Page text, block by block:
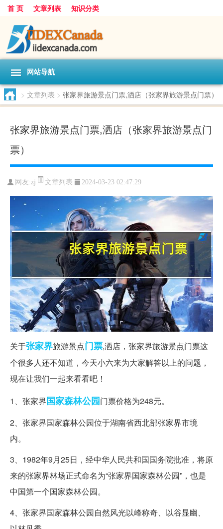
首 页 文章列表 知识分类
网站导航
> 文章列表 > 张家界旅游景点门票,洒店（张家界旅游景点门票）
张家界旅游景点门票,洒店（张家界旅游景点门
票）
网友:zj 文章列表 2024-03-23 02:47:29
关于张家界旅游景点门票,洒店，张家界旅游景点门票这
个很多人还不知道，今天小六来为大家解答以上的问题，
现在让我们一起来看看吧！
1、张家界国家森林公园门票价格为248元。
2、张家界国家森林公园位于湖南省西北部张家界市境
内。
3、1982年9月25日，经中华人民共和国国务院批准，将原
来的张家界林场正式命名为“张家界国家森林公园”，也是
中国第一个国家森林公园。
4、张家界国家森林公园自然风光以峰称奇、以谷显幽、